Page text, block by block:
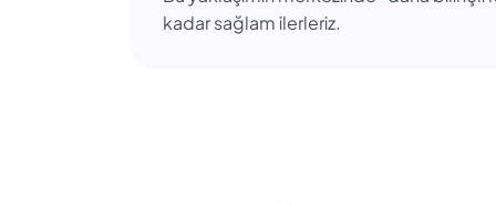
kadar sağlam ilerleriz.